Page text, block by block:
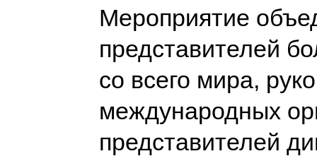
Мероприятие
представителей
со всего мира,
международных
представителей